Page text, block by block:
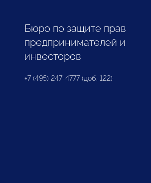
Бюро по защите прав
предпринимателей и
инвесторов
+7 (495) 247-4777 (доб. 122)